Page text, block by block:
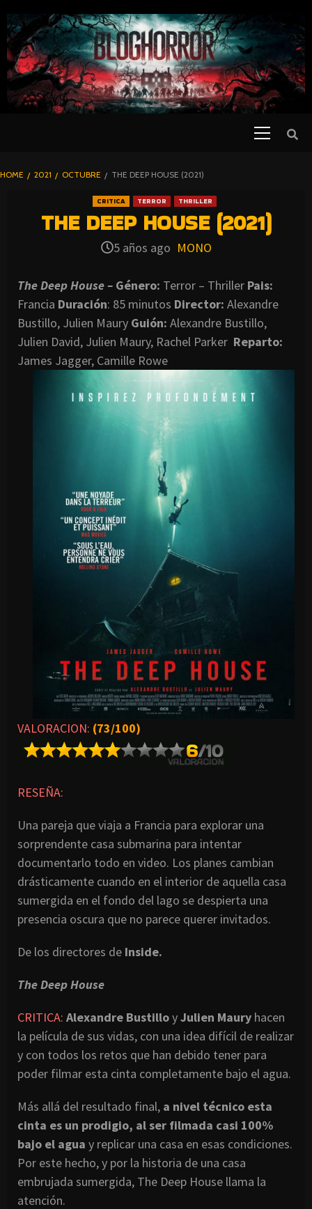
TO
CONTENT
BLOGHORROR
HOME 2021 OCTUBRE THE DEEP HOUSE (2021)
CRITICA TERROR THRILLER
THE DEEP HOUSE (2021)
5 años ago MONO
The Deep House – Género: Terror – Thriller Pais:
Francia Duración: 85 minutos Director: Alexandre
Bustillo, Julien Maury Guión: Alexandre Bustillo,
Julien David, Julien Maury, Rachel Parker Reparto:
James Jagger, Camille Rowe
VALORACION: (73/100)
RESEÑA:
Una pareja que viaja a Francia para explorar una
sorprendente casa submarina para intentar
documentarlo todo en video. Los planes cambian
drásticamente cuando en el interior de aquella casa
sumergida en el fondo del lago se despierta una
presencia oscura que no parece querer invitados.
De los directores de Inside.
The Deep House
CRITICA: Alexandre BustilloyJulien Maury hacen
la película de sus vidas, con una idea difícil de realizar
y con todos los retos que han debido tener para
poder filmar esta cinta completamente bajo el agua.
Más allá del resultado final, a nivel técnico esta
cinta es un prodigio, al ser filmada casi 100%
bajo el agua y replicar una casa en esas condiciones.
Por este hecho, y por la historia de una casa
embrujada sumergida, The Deep House llama la
atención.